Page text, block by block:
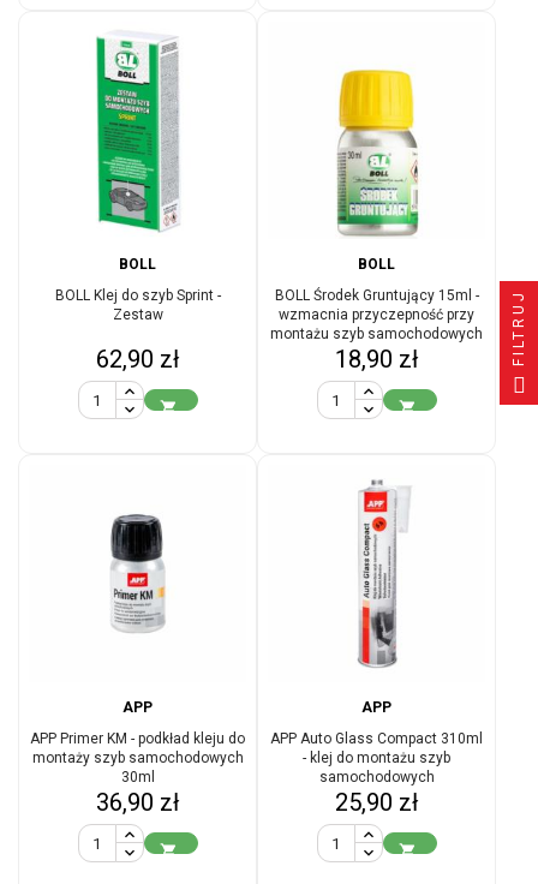
BOLL
BOLL Klej do szyb Sprint -
Zestaw
Cena
62,90 zł

BOLL
BOLL Środek Gruntujący 15ml -
wzmacnia przyczepność przy
montażu szyb samochodowych
Cena
18,90 zł

APP
APP Primer KM - podkład kleju do
montaży szyb samochodowych
30ml
Cena
36,90 zł

APP
APP Auto Glass Compact 310ml
- klej do montażu szyb
samochodowych
Cena
25,90 zł

FILTRUJ